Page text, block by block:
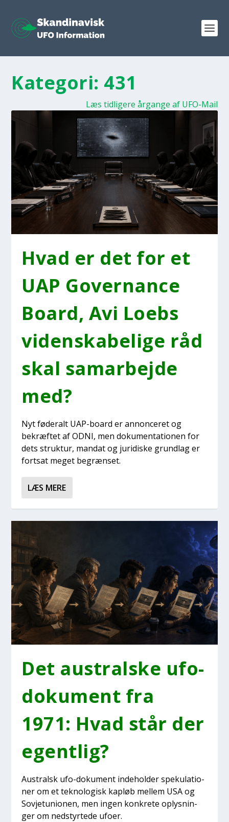
Kategori: 431
Læs tidligere årgange af UFO-Mail
Hvad er det for et
UAP Gover­nan­ce
Board, Avi Loebs
viden­ska­be­li­ge råd
skal sam­ar­bej­de
med?
Nyt føde­ralt UAP-board er annon­ce­ret og
bekræf­tet af ODNI, men doku­men­ta­tio­nen for
dets struk­tur, man­dat og juri­di­ske grund­lag er
fort­sat meget begræn­set.
LÆS MERE
Det austral­ske ufo-
doku­ment fra
1971: Hvad står der
egent­lig?
Australsk ufo-doku­ment inde­hol­der spe­ku­la­tio­
ner om et tek­no­lo­gisk kapløb mel­lem USA og
Sov­je­tu­ni­o­nen, men ingen kon­kre­te oplys­nin­
ger om nedstyr­te­de ufo­er.